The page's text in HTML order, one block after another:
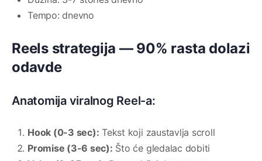
Tempo: dnevno
Reels strategija — 90% rasta dolazi
odavde
Anatomija viralnog Reel-a:
Hook (0-3 sec): Tekst koji zaustavlja scroll
Promise (3-6 sec): Što će gledalac dobiti